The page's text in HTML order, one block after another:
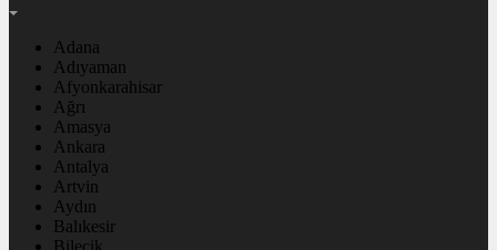
Adana
Adıyaman
Afyonkarahisar
Ağrı
Amasya
Ankara
Antalya
Artvin
Aydın
Balıkesir
Bilecik